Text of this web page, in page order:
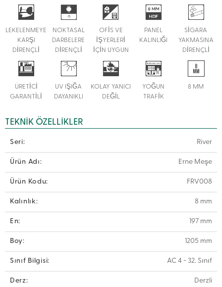
LEKELENMEYE
KARŞI
DİRENÇLİ
NOKTASAL
DARBELERE
DİRENÇLİ
OFİS VE
İŞYERLERİ
İÇİN UYGUN
PANEL
KALINLIĞI
SİGARA
YAKMASINA
DİRENÇLİ
ÜRETİCİ
GARANTİLİ
UV IŞIĞA
DAYANIKLI
KOLAY YANICI
DEĞİL
YOĞUN
TRAFİK
8 MM
TEKNIK ÖZELLIKLER
Seri: River
Ürün Adı: Erne Meşe
Ürün Kodu: FRV008
Kalınlık: 8 mm
En: 197 mm
Boy: 1205 mm
Sınıf Bilgisi: AC 4 - 32. Sınıf
Derz: Derzli